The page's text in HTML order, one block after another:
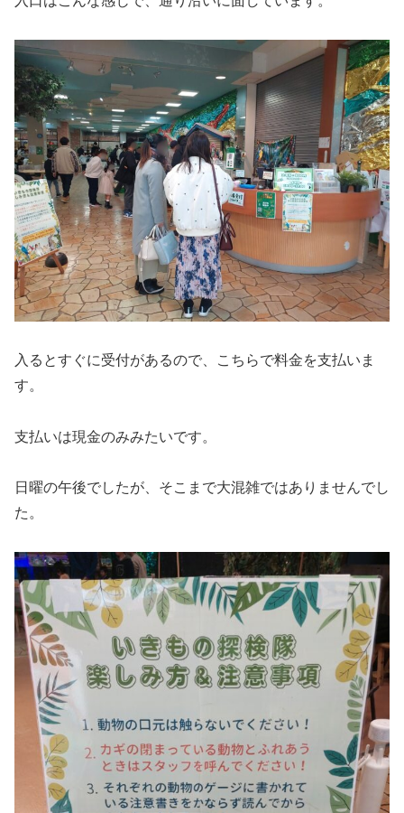
入るとすぐに受付があるので、こちらで料金を支払いま
す。
支払いは現金のみみたいです。
日曜の午後でしたが、そこまで大混雑ではありませんでし
た。